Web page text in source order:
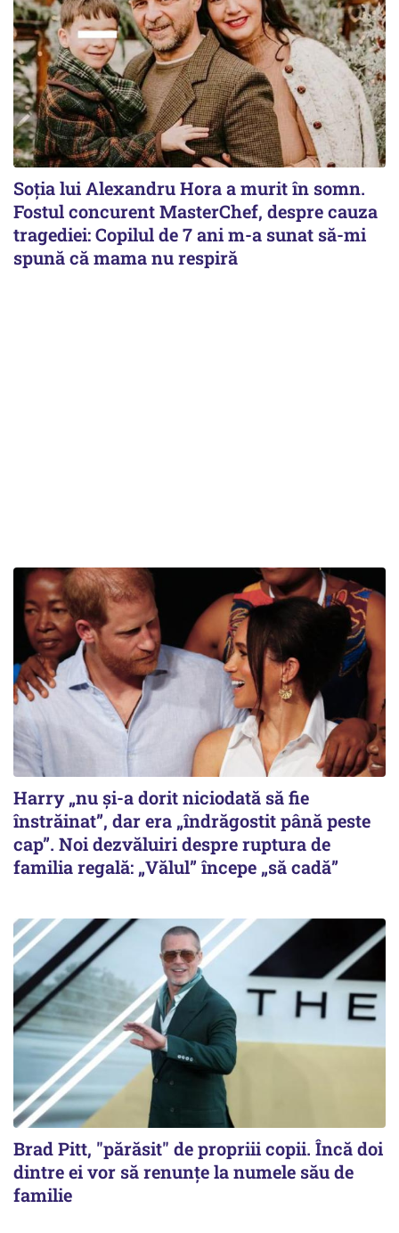
Soția lui Alexandru Hora a murit în somn.
Fostul concurent MasterChef, despre cauza
tragediei: Copilul de 7 ani m-a sunat să-mi
spună că mama nu respiră
Harry „nu și-a dorit niciodată să fie
înstrăinat”, dar era „îndrăgostit până peste
cap”. Noi dezvăluiri despre ruptura de
familia regală: „Vălul” începe „să cadă”
Brad Pitt, "părăsit" de propriii copii. Încă doi
dintre ei vor să renunțe la numele său de
familie